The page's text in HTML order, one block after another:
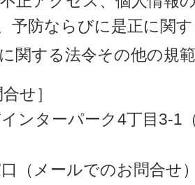
予防ならびに是正に関
関する法令その他の規
せ］
ンターパーク4丁目3-1
（メールでのお問合せ